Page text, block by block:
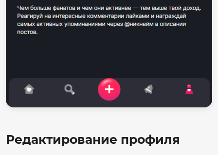
Редактирование профиля